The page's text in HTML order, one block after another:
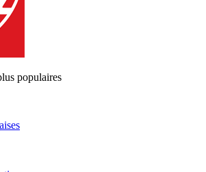
populaires